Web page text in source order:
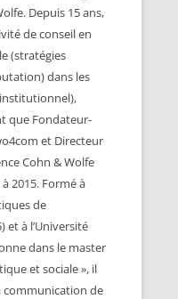
Depuis 15 ans,
de conseil en
(stratégies
dans les
que Fondateur-
et Directeur
Cohn & Wolfe
2015. Formé à
de
et à l’Université
dans le master
et sociale », il
communication de